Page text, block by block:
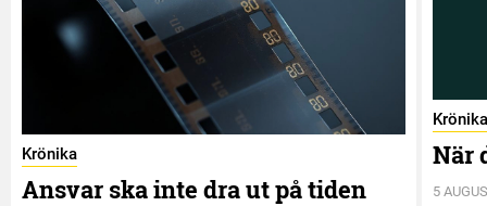
Krönika
Ansvar ska inte dra ut på tiden
Krönika
När
5